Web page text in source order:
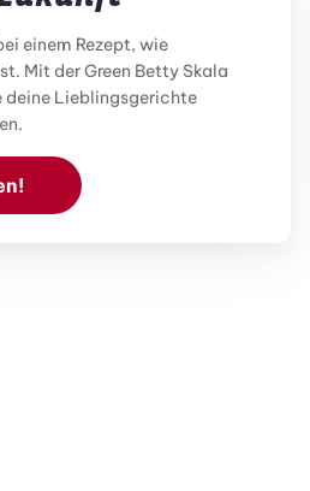
einem Rezept, wie
Mit der Green Betty Skala
deine Lieblingsgerichte